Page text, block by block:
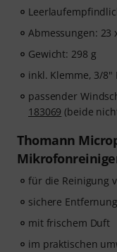
Sicherheit und
Nachdem deine
du deinen
Das Abonnement
Zugangs
Abmessungen: 23
Gewicht: 298 g
inkl. Klemme, 3/8"
passender
183069 (beide
Thomann
für die Reinigung
sichere
mit frischem Duft
im praktischen